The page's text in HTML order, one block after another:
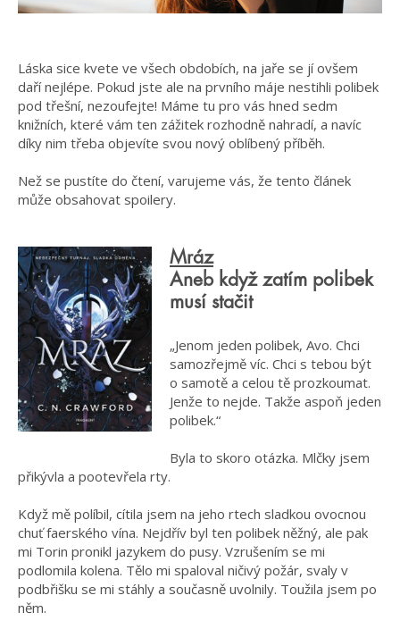
Láska sice kvete ve všech obdobích, na jaře se jí ovšem
daří nejlépe. Pokud jste ale na prvního máje nestihli polibek
pod třešní, nezoufejte! Máme tu pro vás hned sedm
knižních, které vám ten zážitek rozhodně nahradí, a navíc
díky nim třeba objevíte svou nový oblíbený příběh.
Než se pustíte do čtení, varujeme vás, že tento článek
může obsahovat spoilery.
Mráz
Aneb když zatím polibek
musí stačit
„Jenom jeden polibek, Avo. Chci
samozřejmě víc. Chci s tebou být
o samotě a celou tě prozkoumat.
Jenže to nejde. Takže aspoň jeden
polibek.“
Byla to skoro otázka. Mlčky jsem
přikývla a pootevřela rty.
Když mě políbil, cítila jsem na jeho rtech sladkou ovocnou
chuť faerského vína. Nejdřív byl ten polibek něžný, ale pak
mi Torin pronikl jazykem do pusy. Vzrušením se mi
podlomila kolena. Tělo mi spaloval ničivý požár, svaly v
podbřišku se mi stáhly a současně uvolnily. Toužila jsem po
něm.